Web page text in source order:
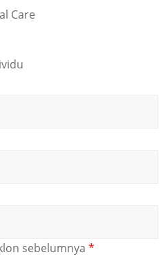
Care
sebelumnya *